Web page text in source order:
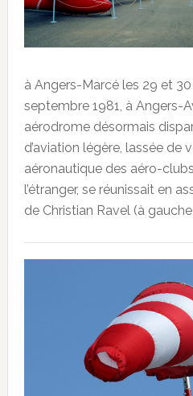
à Angers-Marcé les 29 et
septembre 1981, à Angers-
aérodrome désormais
d’aviation légère, lassée de
aéronautique des aéro-
l’étranger, se réunissait en
de Christian Ravel (à